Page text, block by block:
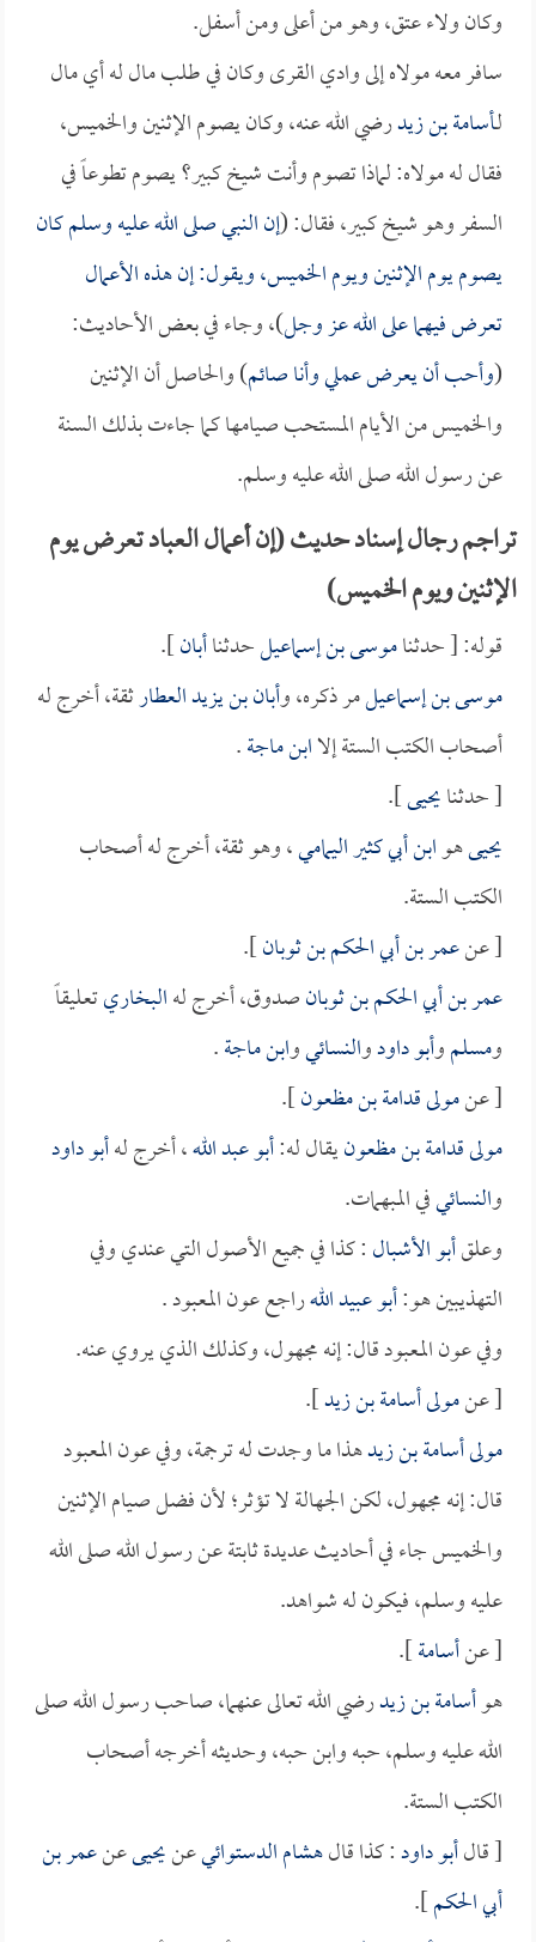
وكان ولاء عتق، وهو من أعلى ومن أسفل.
سافر معه مولاه إلى وادي القرى وكان في طلب مال له أي مال
لـأسامة بن زيدرضي الله عنه، وكان يصوم الإثنين والخميس،
فقال له مولاه: لماذا تصوم وأنت شيخ كبير؟ يصوم تطوعاً في
السفر وهو شيخ كبير، فقال: (إن النبي صلى الله عليه وسلم كان
يصوم يوم الإثنين ويوم الخميس، ويقول: إن هذه الأعمال
تعرض فيهما على الله عز وجل)، وجاء في بعض الأحاديث:
(وأحب أن يعرض عملي وأنا صائم) والحاصل أن الإثنين
والخميس من الأيام المستحب صيامها كما جاءت بذلك السنة
عن رسول الله صلى الله عليه وسلم.
تراجم رجال إسناد حديث (إن أعمال العباد تعرض يوم
الإثنين ويوم الخميس)
قوله: [ حدثناموسى بن إسماعيلحدثناأبان].
موسى بن إسماعيلمر ذكره، وأبان بن يزيد العطارثقة، أخرج له
أصحاب الكتب الستة إلاابن ماجة.
[ حدثنايحيى].
يحيىهوابن أبي كثير اليمامي، وهو ثقة، أخرج له أصحاب
الكتب الستة.
[ عنعمر بن أبي الحكم بن ثوبان].
عمر بن أبي الحكم بن ثوبانصدوق، أخرج لهالبخاريتعليقاً
ومسلموأبو داودوالنسائيوابن ماجة.
[ عنمولى قدامة بن مظعون].
مولى قدامة بن مظعونيقال له:أبو عبد الله، أخرج لهأبو داود
والنسائيفي المبهمات.
وعلقأبو الأشبال: كذا في جميع الأصول التي عندي وفي
التهذيبين هو:أبو عبيد اللهراجع عون المعبود .
وفي عون المعبود قال: إنه مجهول، وكذلك الذي يروي عنه.
[ عنمولى أسامة بن زيد].
مولى أسامة بن زيدهذا ما وجدت له ترجمة، وفي عون المعبود
قال: إنه مجهول، لكن الجهالة لا تؤثر؛ لأن فضل صيام الإثنين
والخميس جاء في أحاديث عديدة ثابتة عن رسول الله صلى الله
عليه وسلم، فيكون له شواهد.
[ عنأسامة].
هوأسامة بن زيدرضي الله تعالى عنهما، صاحب رسول الله صلى
الله عليه وسلم، حبه وابن حبه، وحديثه أخرجه أصحاب
الكتب الستة.
[ قالأبو داود: كذا قالهشام الدستوائيعنيحيىعنعمر بن
أبي الحكم].